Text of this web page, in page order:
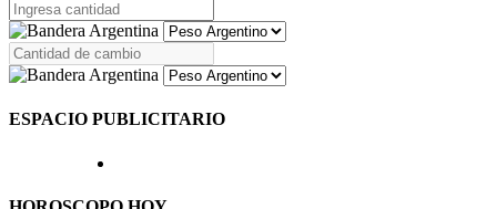
ESPACIO PUBLICITARIO